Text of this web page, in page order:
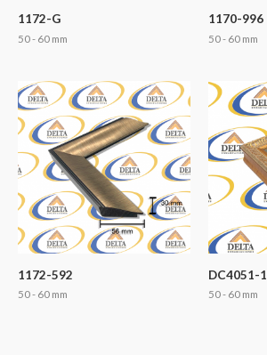
1172-G
50 - 60 mm
1170-996
50 - 60 mm
1172-592
50 - 60 mm
DC4051-1
50 - 60 mm